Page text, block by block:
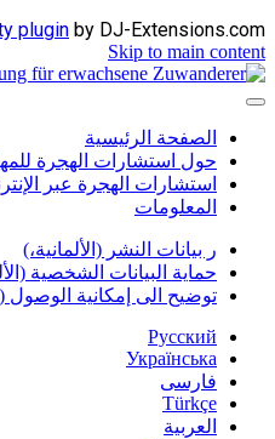
plugin by DJ-Extensions.com
Skip to main content
الصفحة الرئيسية
حول استشارات الهجرة
استشارات الهجرة عبر
المعلومات
ر بيانات النشر (الألمانية،)
حماية البيانات الشخصية
توضيح الى إمكانية الوصول
Русский
Українська
فارسی
Türkçe
العربية